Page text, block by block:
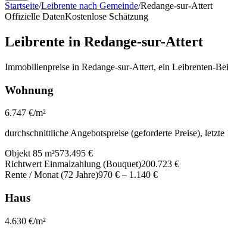
Startseite/Leibrente nach Gemeinde/Redange-sur-Attert
Offizielle DatenKostenlose Schätzung
Leibrente in Redange-sur-Attert
Immobilienpreise in Redange-sur-Attert, ein Leibrenten-
Wohnung
6.747 €/m²
durchschnittliche Angebotspreise (geforderte Preise), letzte
Objekt 85 m²573.495 €
Richtwert Einmalzahlung (Bouquet)200.723 €
Rente / Monat (72 Jahre)970 € – 1.140 €
Haus
4.630 €/m²